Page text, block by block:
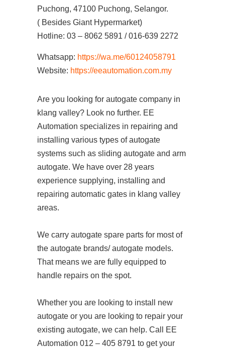
Puchong, 47100 Puchong, Selangor.
( Besides Giant Hypermarket)
Hotline: 03 – 8062 5891 / 016-639 2272
Whatsapp: https://wa.me/60124058791
Website: https://eeautomation.com.my
Are you looking for autogate company in
klang valley? Look no further. EE
Automation specializes in repairing and
installing various types of autogate
systems such as sliding autogate and arm
autogate. We have over 28 years
experience supplying, installing and
repairing automatic gates in klang valley
areas.
We carry autogate spare parts for most of
the autogate brands/ autogate models.
That means we are fully equipped to
handle repairs on the spot.
Whether you are looking to install new
autogate or you are looking to repair your
existing autogate, we can help. Call EE
Automation 012 – 405 8791 to get your